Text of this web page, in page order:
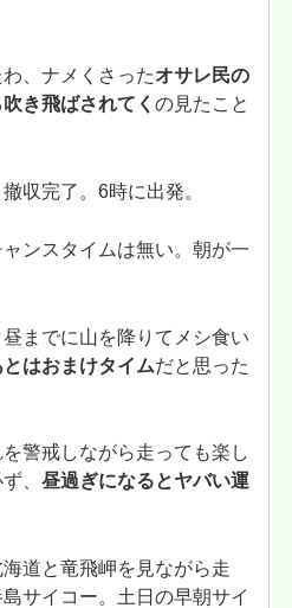
、ナメくさったオサレ民の
き飛ばされてくの見たこと
収完了。6時に出発。
ンスタイムは無い。朝が一
までに山を降りてメシ食い
とはおまけタイムだと思った
警戒しながら走っても楽し
ず、昼過ぎになるとヤバい運
道と竜飛岬を見ながら走
サイコー。土日の早朝サイ